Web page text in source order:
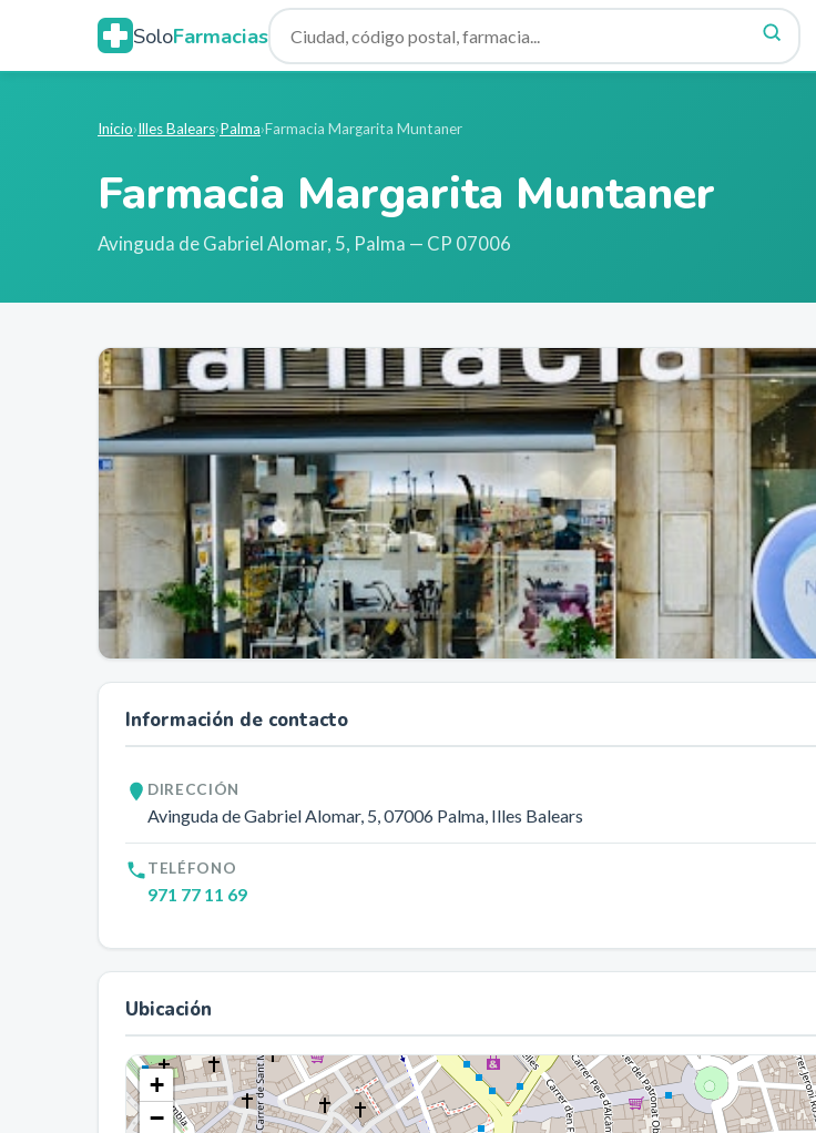
SoloFarmacias
Inicio›Illes Balears›Palma›Farmacia Margarita Muntaner
Farmacia Margarita Muntaner
Avinguda de Gabriel Alomar, 5, Palma — CP 07006
Información de contacto
DIRECCIÓN
Avinguda de Gabriel Alomar, 5, 07006 Palma, Illes Balears
TELÉFONO
971 77 11 69
Ubicación
+
−